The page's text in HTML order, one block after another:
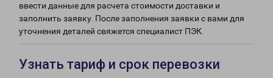
ввести данные для расчета стоимости доставки и
заполнить заявку. После заполнения заявки с вами для
уточнения деталей свяжется специалист ПЭК.
Узнать тариф и срок перевозки